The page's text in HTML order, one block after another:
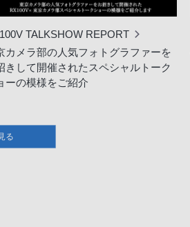
TALKSHOW REPORT
カメラ部の人気フォトグラファーを
きして開催されたスペシャルトーク
ーの模様をご紹介
る